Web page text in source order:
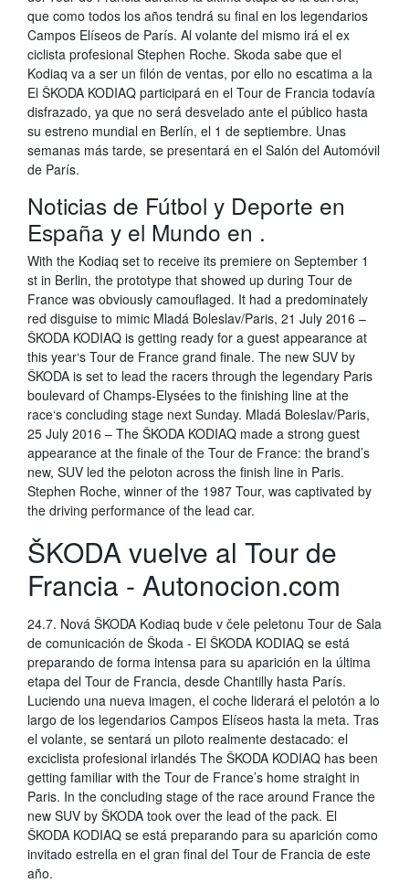
que como todos los años tendrá su final en los legendarios
Campos Elíseos de París. Al volante del mismo irá el ex
ciclista profesional Stephen Roche. Skoda sabe que el
Kodiaq va a ser un filón de ventas, por ello no escatima a la
El ŠKODA KODIAQ participará en el Tour de Francia todavía
disfrazado, ya que no será desvelado ante el público hasta
su estreno mundial en Berlín, el 1 de septiembre. Unas
semanas más tarde, se presentará en el Salón del Automóvil
de París.
Noticias de Fútbol y Deporte en
España y el Mundo en .
With the Kodiaq set to receive its premiere on September 1
st in Berlin, the prototype that showed up during Tour de
France was obviously camouflaged. It had a predominately
red disguise to mimic Mladá Boleslav/Paris, 21 July 2016 –
ŠKODA KODIAQ is getting ready for a guest appearance at
this year‘s Tour de France grand finale. The new SUV by
ŠKODA is set to lead the racers through the legendary Paris
boulevard of Champs-Elysées to the finishing line at the
race‘s concluding stage next Sunday. Mladá Boleslav/Paris,
25 July 2016 – The ŠKODA KODIAQ made a strong guest
appearance at the finale of the Tour de France: the brand’s
new, SUV led the peloton across the finish line in Paris.
Stephen Roche, winner of the 1987 Tour, was captivated by
the driving performance of the lead car.
ŠKODA vuelve al Tour de
Francia - Autonocion.com
24.7. Nová ŠKODA Kodiaq bude v čele peletonu Tour de Sala
de comunicación de Škoda - El ŠKODA KODIAQ se está
preparando de forma intensa para su aparición en la última
etapa del Tour de Francia, desde Chantilly hasta París.
Luciendo una nueva imagen, el coche liderará el pelotón a lo
largo de los legendarios Campos Elíseos hasta la meta. Tras
el volante, se sentará un piloto realmente destacado: el
exciclista profesional irlandés The ŠKODA KODIAQ has been
getting familiar with the Tour de France’s home straight in
Paris. In the concluding stage of the race around France the
new SUV by ŠKODA took over the lead of the pack. El
ŠKODA KODIAQ se está preparando para su aparición como
invitado estrella en el gran final del Tour de Francia de este
año.